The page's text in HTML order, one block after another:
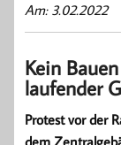
Am: 3.02.2022
Kein
laufender
Protest vor der
dem